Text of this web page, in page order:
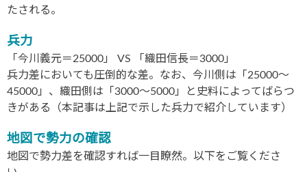
たされる。
兵力
「今川義元＝25000」 VS 「織田信長＝3000」
兵力差においても圧倒的な差。なお、今川側は「25000〜
45000」、織田側は「3000〜5000」と史料によってばらつ
きがある（本記事は上記で示した兵力で紹介しています）
地図で勢力の確認
地図で勢力差を確認すれば一目瞭然。以下をご覧くださ